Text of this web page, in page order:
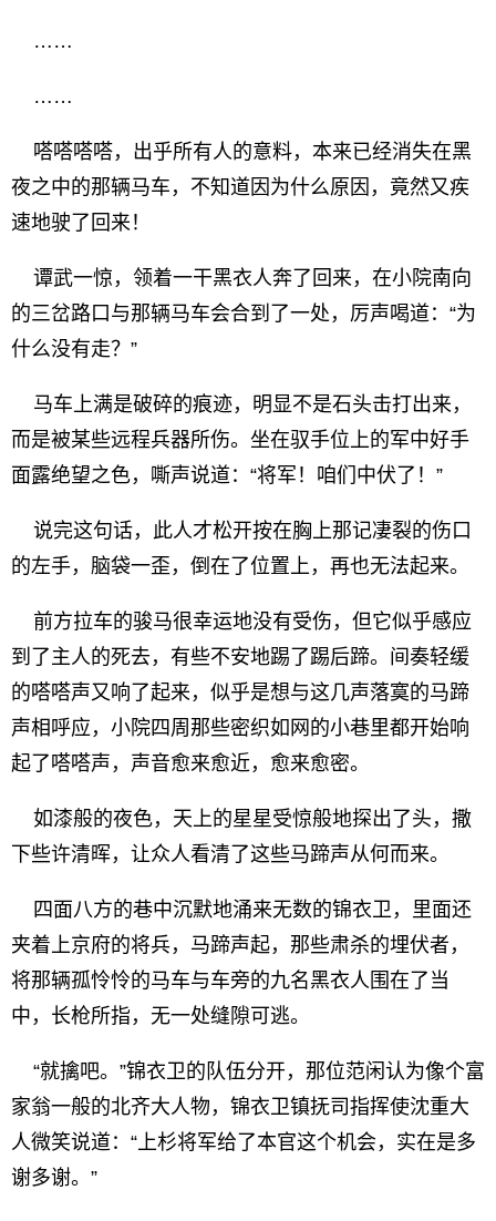
……
……
嗒嗒嗒嗒，出乎所有人的意料，本来已经消失在黑
夜之中的那辆马车，不知道因为什么原因，竟然又疾
速地驶了回来！
谭武一惊，领着一干黑衣人奔了回来，在小院南向
的三岔路口与那辆马车会合到了一处，厉声喝道：“为
什么没有走？”
马车上满是破碎的痕迹，明显不是石头击打出来，
而是被某些远程兵器所伤。坐在驭手位上的军中好手
面露绝望之色，嘶声说道：“将军！咱们中伏了！”
说完这句话，此人才松开按在胸上那记凄裂的伤口
的左手，脑袋一歪，倒在了位置上，再也无法起来。
前方拉车的骏马很幸运地没有受伤，但它似乎感应
到了主人的死去，有些不安地踢了踢后蹄。间奏轻缓
的嗒嗒声又响了起来，似乎是想与这几声落寞的马蹄
声相呼应，小院四周那些密织如网的小巷里都开始响
起了嗒嗒声，声音愈来愈近，愈来愈密。
如漆般的夜色，天上的星星受惊般地探出了头，撒
下些许清晖，让众人看清了这些马蹄声从何而来。
四面八方的巷中沉默地涌来无数的锦衣卫，里面还
夹着上京府的将兵，马蹄声起，那些肃杀的埋伏者，
将那辆孤怜怜的马车与车旁的九名黑衣人围在了当
中，长枪所指，无一处缝隙可逃。
“就擒吧。”锦衣卫的队伍分开，那位范闲认为像个富
家翁一般的北齐大人物，锦衣卫镇抚司指挥使沈重大
人微笑说道：“上杉将军给了本官这个机会，实在是多
谢多谢。”